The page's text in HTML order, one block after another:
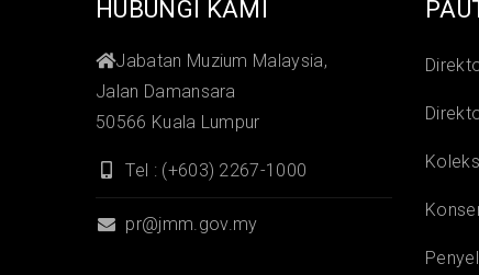
HUBUNGI KAMI
Jabatan Muzium Malaysia,
Jalan Damansara
50566 Kuala Lumpur
Tel : (+603) 2267-1000
pr@jmm.gov.my